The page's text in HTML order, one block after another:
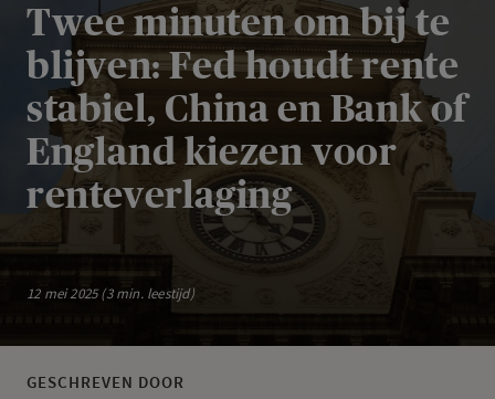
Twee minuten om bij te
blijven: Fed houdt rente
stabiel, China en Bank of
England kiezen voor
renteverlaging
12 mei 2025 (3 min. leestijd)
GESCHREVEN DOOR